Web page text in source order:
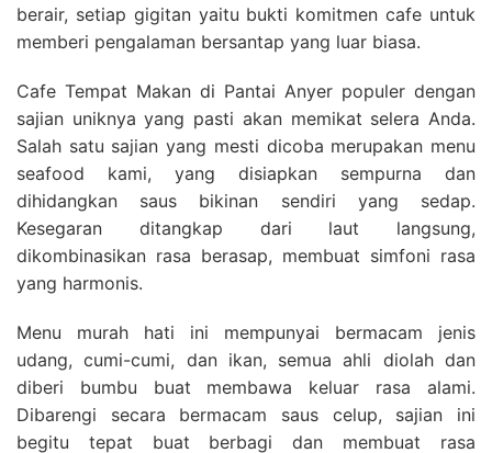
berair, setiap gigitan yaitu bukti komitmen cafe untuk
memberi pengalaman bersantap yang luar biasa.
Cafe Tempat Makan di Pantai Anyer populer dengan
sajian uniknya yang pasti akan memikat selera Anda.
Salah satu sajian yang mesti dicoba merupakan menu
seafood kami, yang disiapkan sempurna dan
dihidangkan saus bikinan sendiri yang sedap.
Kesegaran ditangkap dari laut langsung,
dikombinasikan rasa berasap, membuat simfoni rasa
yang harmonis.
Menu murah hati ini mempunyai bermacam jenis
udang, cumi-cumi, dan ikan, semua ahli diolah dan
diberi bumbu buat membawa keluar rasa alami.
Dibarengi secara bermacam saus celup, sajian ini
begitu tepat buat berbagi dan membuat rasa